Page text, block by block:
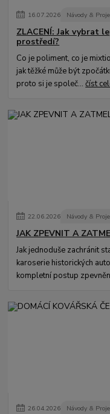
16.07.2026 Návody &
ZLACENÍ: Jak vybrat
prostředí?
Co je poliment, co je
jak těžké může být
proto si je společ...číst
22.06.2026 Návody &
JAK ZPEVNIT A
Jak jednoduše zachránit
karoserie historických
kompletní postup
26.04.2026 Návody &